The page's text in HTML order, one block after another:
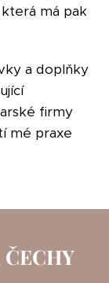
má pak
a doplňky
firmy
mé praxe